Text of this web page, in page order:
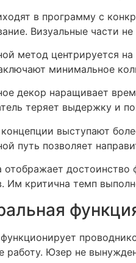
в программу с
Визуальные части
метод центрируется
минимальное
декор наращивает
теряет выдержку и
выступают
путь позволяет
отображает достоинство
Им критична темп
работу. Юзер не